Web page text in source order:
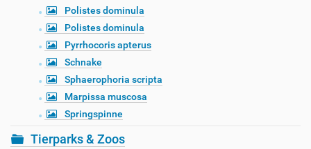
Polistes dominula
Polistes dominula
Pyrrhocoris apterus
Schnake
Sphaerophoria scripta
Marpissa muscosa
Springspinne
Tierparks & Zoos